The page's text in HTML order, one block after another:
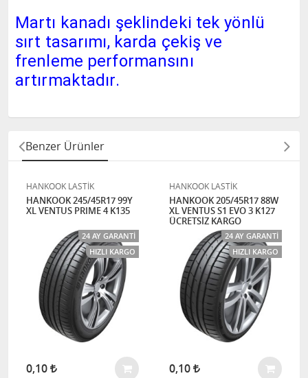
Martı kanadı şeklindeki tek yönlü
sırt tasarımı, karda çekiş ve
frenleme performansını
artırmaktadır.
Benzer Ürünler
HANKOOK LASTİK
HANKOOK 245/45R17 99Y
XL VENTUS PRIME 4 K135
24 AY GARANTI
HIZLI KARGO
0,10
HANKOOK LASTİK
HANKOOK 205/45R17 88W
XL VENTUS S1 EVO 3 K127
ÜCRETSİZ KARGO
24 AY GARANTI
HIZLI KARGO
0,10